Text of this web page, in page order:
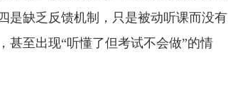
是缺乏反馈机制，只是被动听课而没有
甚至出现“听懂了但考试不会做”的情